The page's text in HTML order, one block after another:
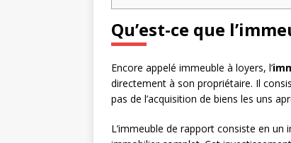
Qu’est-ce que
Encore appelé immeuble à loyers, l’
directement à son propriétaire. Il
pas de l’acquisition de biens les uns
L’immeuble de rapport consiste en un